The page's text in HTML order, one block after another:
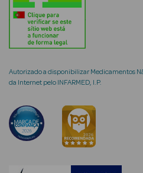
Ver Tudo
Cosmética
Rosto
Hidratantes
Creme de Olhos
envelhecimento
Autorizado a disponibilizar Medicamentos
da Internet pelo INFARMED, I.P.